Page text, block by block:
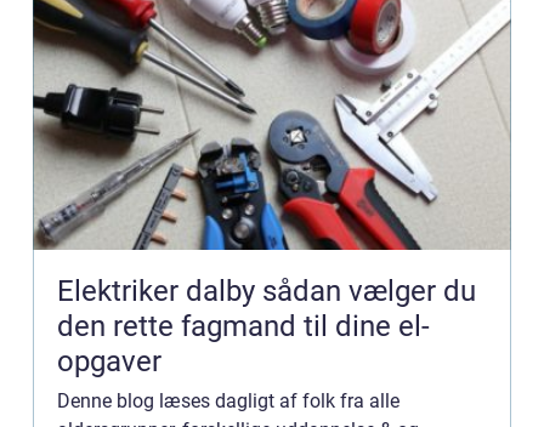
Elektriker dalby sådan vælger du
den rette fagmand til dine el-
opgaver
Denne blog læses dagligt af folk fra alle